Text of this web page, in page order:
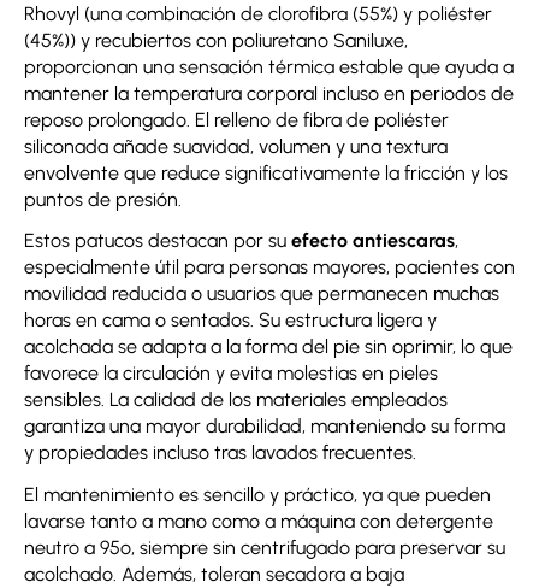
Rhovyl (una combinación de clorofibra (55%) y poliéster
(45%)) y recubiertos con poliuretano Saniluxe,
proporcionan una sensación térmica estable que ayuda a
mantener la temperatura corporal incluso en periodos de
reposo prolongado. El relleno de fibra de poliéster
siliconada añade suavidad, volumen y una textura
envolvente que reduce significativamente la fricción y los
puntos de presión.
Estos patucos destacan por su efecto antiescaras,
especialmente útil para personas mayores, pacientes con
movilidad reducida o usuarios que permanecen muchas
horas en cama o sentados. Su estructura ligera y
acolchada se adapta a la forma del pie sin oprimir, lo que
favorece la circulación y evita molestias en pieles
sensibles. La calidad de los materiales empleados
garantiza una mayor durabilidad, manteniendo su forma
y propiedades incluso tras lavados frecuentes.
El mantenimiento es sencillo y práctico, ya que pueden
lavarse tanto a mano como a máquina con detergente
neutro a 95º, siempre sin centrifugado para preservar su
acolchado. Además, toleran secadora a baja